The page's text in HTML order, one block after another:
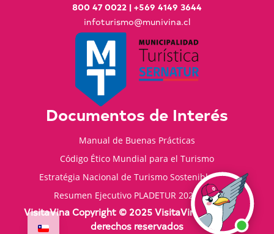
800 47 0022 | +569 4149 3644
infoturismo@munivina.cl
Documentos de Interés
Manual de Buenas Prácticas
Código Ético Mundial para el Turismo
Estratégia Nacional de Turismo Sostenible 2035
Resumen Ejecutivo PLADETUR 2025-2023
VisitaVina Copyright © 2025 VisitaVina - Todos los
derechos reservados